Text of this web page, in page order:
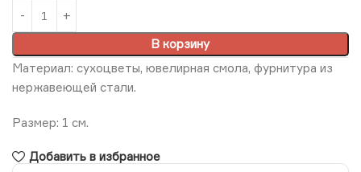
В корзину
Материал: сухоцветы, ювелирная смола, фурнитура из
нержавеющей стали.
Размер: 1 см.
Добавить в избранное